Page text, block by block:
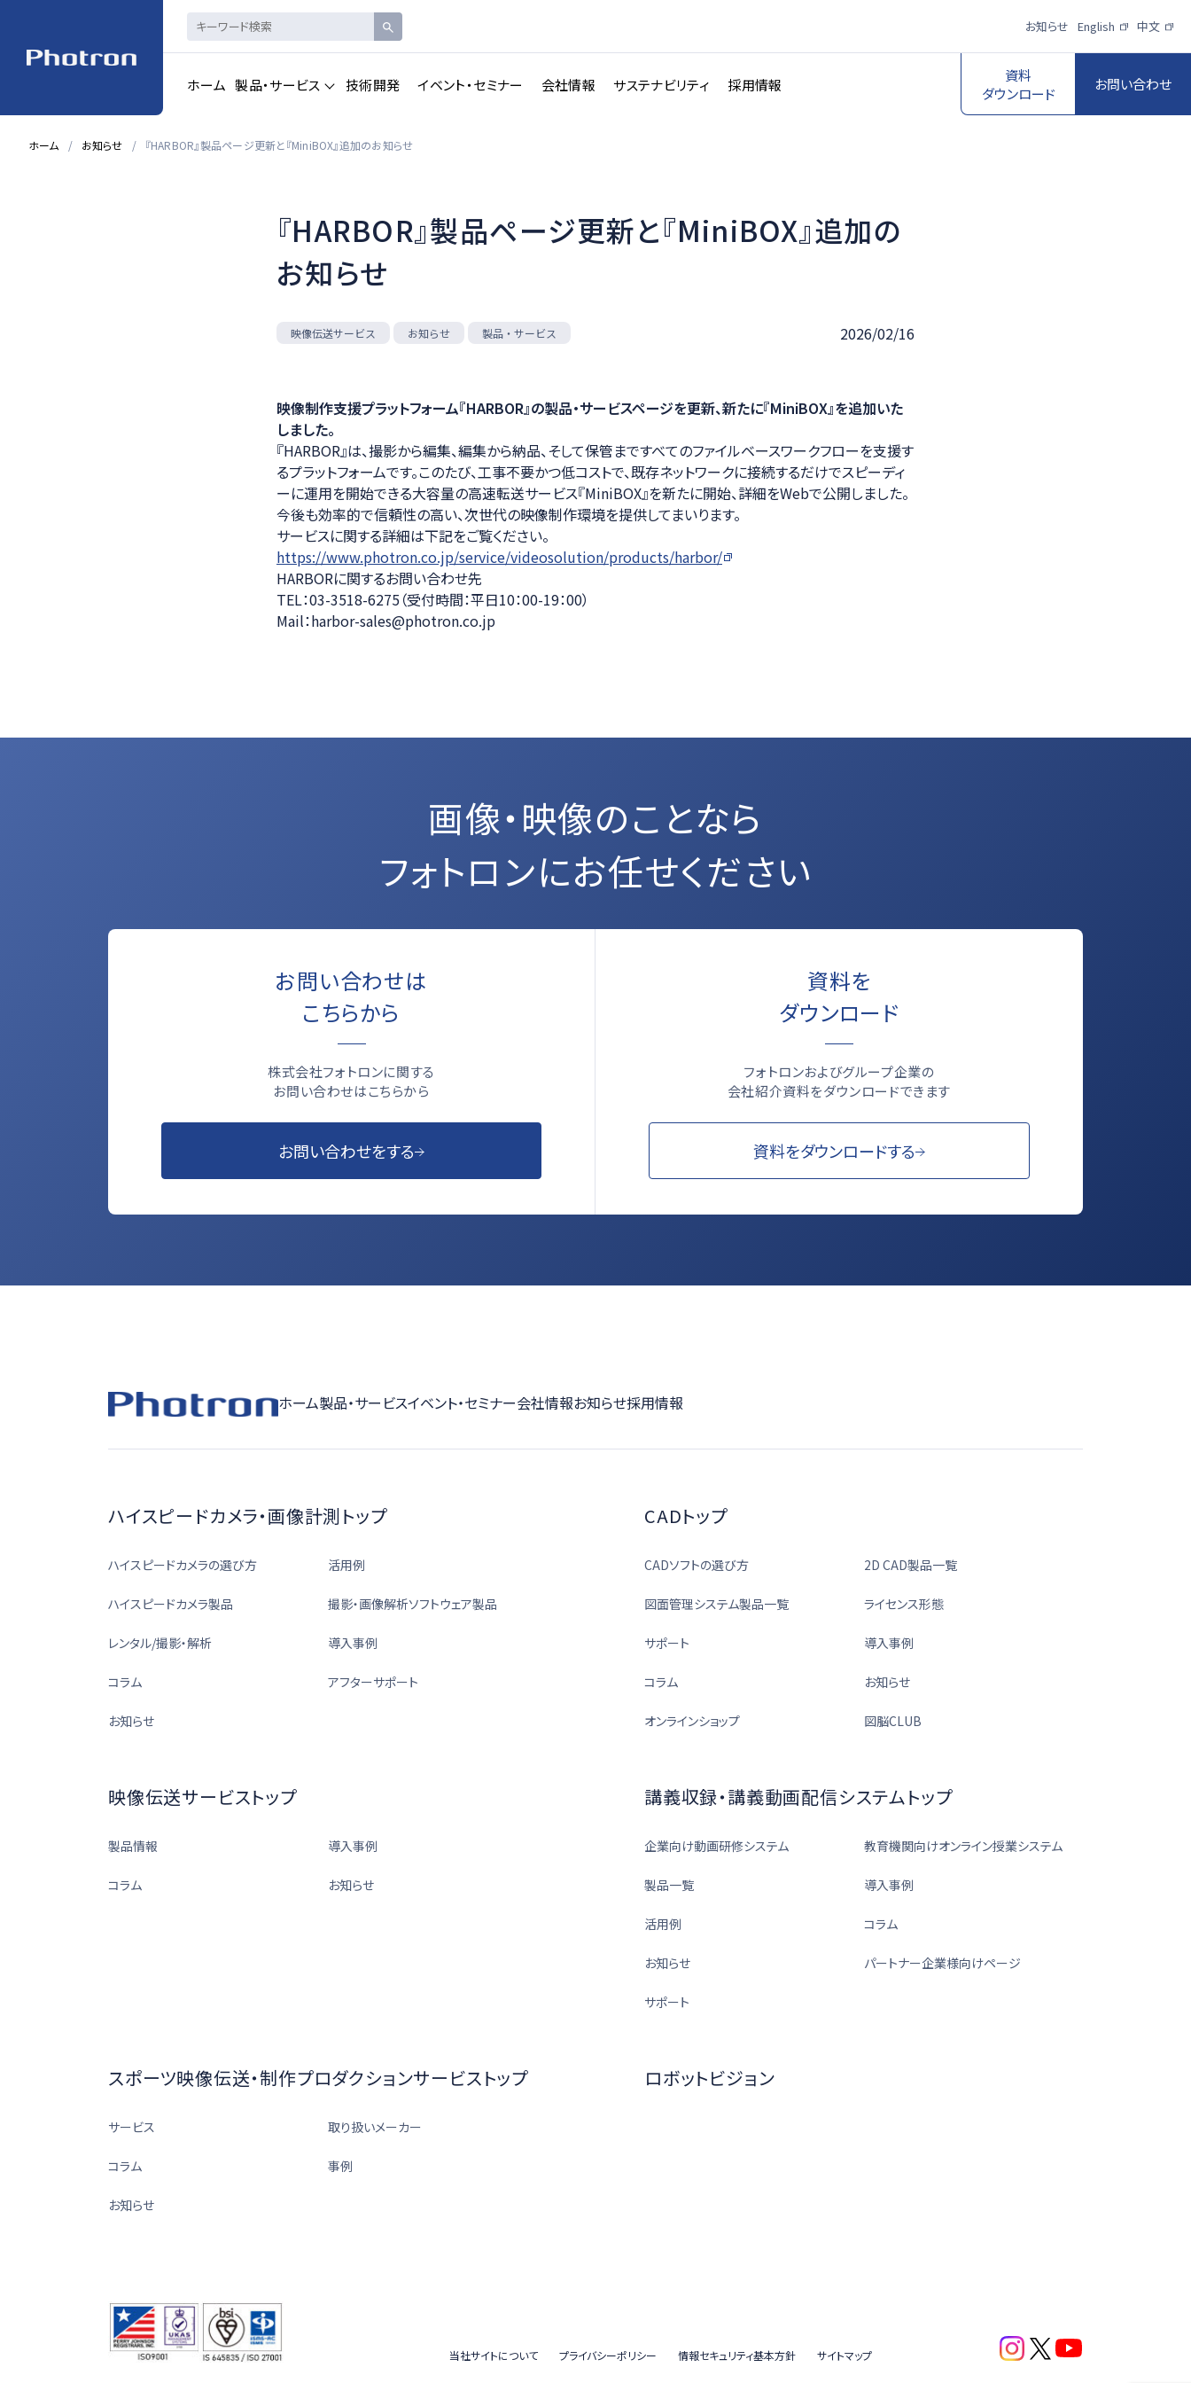
ホーム 製品・サービス 技術開発 イベント・セミナー 会社情報 サステナビリティ 採用情報
資料
ダウンロード
お問い合わせ
お知らせ English 中文
講義収録・ スポーツ映像伝
医療ソリューション 光学計測ソリューション
ホーム お知らせ 『HARBOR』製品ページ更新と『MiniBOX』追加のお知らせ
『HARBOR』製品ページ更新と『MiniBOX』追加の
お知らせ
映像伝送サービス お知らせ 製品・サービス 2026/02/16
映像制作支援プラットフォーム『HARBOR』の製品・サービスページを更新、新たに『MiniBOX』を追加いた
しました。
『HARBOR』は、撮影から編集、編集から納品、そして保管まですべてのファイルベースワークフローを支援す
るプラットフォームです。このたび、工事不要かつ低コストで、既存ネットワークに接続するだけでスピーディ
ーに運用を開始できる大容量の高速転送サービス『MiniBOX』を新たに開始、詳細をWebで公開しました。
今後も効率的で信頼性の高い、次世代の映像制作環境を提供してまいります。
サービスに関する詳細は下記をご覧ください。
https://www.photron.co.jp/service/videosolution/products/harbor/
HARBORに関するお問い合わせ先
TEL：03-3518-6275（受付時間：平日10：00-19：00）
Mail：harbor-sales@photron.co.jp
画像・映像のことなら
フォトロンにお任せください
お問い合わせは
こちらから
株式会社フォトロンに関する
お問い合わせはこちらから
お問い合わせをする
資料を
ダウンロード
フォトロンおよびグループ企業の
会社紹介資料をダウンロードできます
資料をダウンロードする
ホーム製品・サービスイベント・セミナー会社情報お知らせ採用情報
ハイスピードカメラ・画像計測トップ
ハイスピードカメラの選び方 活用例
ハイスピードカメラ製品 撮影・画像解析ソフトウェア製品
レンタル/撮影・解析 導入事例
コラム アフターサポート
お知らせ
CADトップ
CADソフトの選び方 2D CAD製品一覧
図面管理システム製品一覧 ライセンス形態
サポート 導入事例
コラム お知らせ
オンラインショップ 図脳CLUB
映像伝送サービストップ
製品情報 導入事例
コラム お知らせ
講義収録・講義動画配信システムトップ
企業向け動画研修システム 教育機関向けオンライン授業システム
製品一覧 導入事例
活用例 コラム
お知らせ パートナー企業様向けページ
サポート
スポーツ映像伝送・制作プロダクションサービストップ
サービス 取り扱いメーカー
コラム 事例
お知らせ
ロボットビジョン
当社サイトについて プライバシーポリシー 情報セキュリティ基本方針 サイトマップ